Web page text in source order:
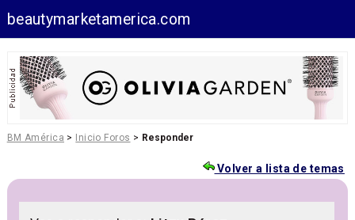
beautymarketamerica.com
BM América > Inicio Foros > Responder
Volver a lista de temas